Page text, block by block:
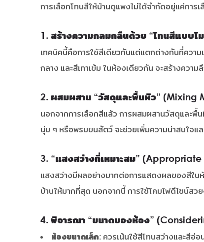
การเลือกโทนสีให้บ้านดูแพงไม่ได้จำกัดอยู่แค่กา
1. สร้างความกลมกลืนด้วย “โทนสีแบบ
เทคนิคนี้คือการใช้สีเดียวกันแต่แตกต่างกันที่ความ
กลาง และสีเทาเข้ม ในห้องเดียวกัน จะสร้างควา
2. ผสมผสาน “วัสดุและพื้นผิว” (Mixing
นอกจากการเลือกสีแล้ว การผสมผสานวัสดุและพื้
นุ่ม ๆ หรือพรมขนสัตว์ จะช่วยเพิ่มความน่าสนใจแ
3. “แสงสว่างที่เหมาะสม”
แสงสว่างมีผลอย่างมากต่อการแสดงผลของสีใน
บ้านให้มากที่สุด นอกจากนี้ การใช้โคมไฟดีไซน์สว
4. พิจารณา “ขนาดของห้อง”
ห้องขนาดเล็ก: ควรเน้นใช้สีโทนสว่างและสีอ่